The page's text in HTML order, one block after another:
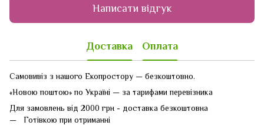
Написати відгук
Доставка Оплата
Самовивіз з нашого Екопростору — безкоштовно.
«Новою поштою» по Україні — за тарифами перевізника
Для замовлень від 2000 грн - доставка безкоштовна
Готівкою при отриманні